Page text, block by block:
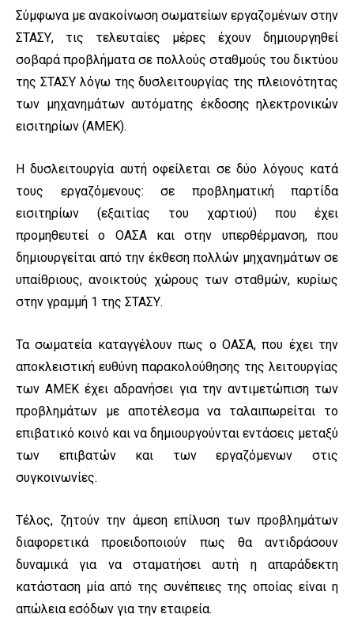
Σύμφωνα με ανακοίνωση σωματείων εργαζομένων στην
ΣΤΑΣΥ, τις τελευταίες μέρες έχουν δημιουργηθεί
σοβαρά προβλήματα σε πολλούς σταθμούς του δικτύου
της ΣΤΑΣΥ λόγω της δυσλειτουργίας της πλειονότητας
των μηχανημάτων αυτόματης έκδοσης ηλεκτρονικών
εισιτηρίων (ΑΜΕΚ).
Η δυσλειτουργία αυτή οφείλεται σε δύο λόγους κατά
τους εργαζόμενους: σε προβληματική παρτίδα
εισιτηρίων (εξαιτίας του χαρτιού) που έχει
προμηθευτεί ο ΟΑΣΑ και στην υπερθέρμανση, που
δημιουργείται από την έκθεση πολλών μηχανημάτων σε
υπαίθριους, ανοικτούς χώρους των σταθμών, κυρίως
στην γραμμή 1 της ΣΤΑΣΥ.
Τα σωματεία καταγγέλουν πως ο ΟΑΣΑ, που έχει την
αποκλειστική ευθύνη παρακολούθησης της λειτουργίας
των ΑΜΕΚ έχει αδρανήσει για την αντιμετώπιση των
προβλημάτων με αποτέλεσμα να ταλαιπωρείται το
επιβατικό κοινό και να δημιουργούνται εντάσεις μεταξύ
των επιβατών και των εργαζόμενων στις
συγκοινωνίες.
Τέλος, ζητούν την άμεση επίλυση των προβλημάτων
διαφορετικά προειδοποιούν πως θα αντιδράσουν
δυναμικά για να σταματήσει αυτή η απαράδεκτη
κατάσταση μία από της συνέπειες της οποίας είναι η
απώλεια εσόδων για την εταιρεία.